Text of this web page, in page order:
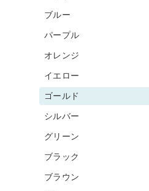
ブルー
パープル
オレンジ
イエロー
ゴールド
シルバー
グリーン
ブラック
ブラウン